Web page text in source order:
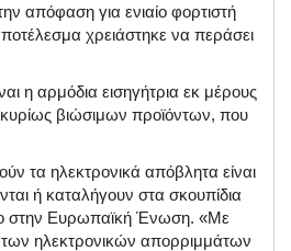
απόφαση για ενιαίο φορτιστή
χρειάστηκε να περάσει
η αρμόδια εισηγήτρια εκ μέρους
βιώσιμων προϊόντων, που
τα ηλεκτρονικά απόβλητα είναι
ή καταλήγουν στα σκουπίδια
στην Ευρωπαϊκή Ένωση. «Με
των ηλεκτρονικών απορριμμάτων